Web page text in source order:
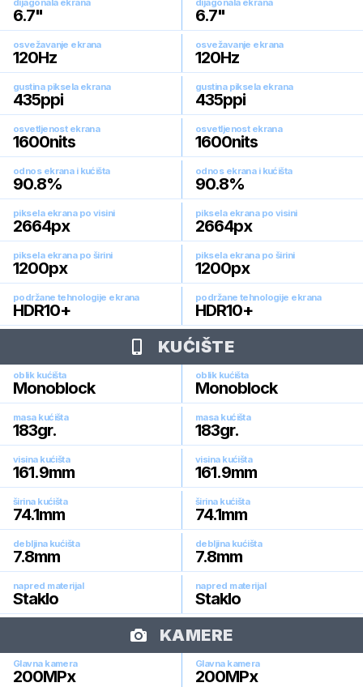
dijagonala ekrana
6.7"
dijagonala ekrana
6.7"
osvežavanje ekrana
120Hz
osvežavanje ekrana
120Hz
gustina piksela ekrana
435ppi
gustina piksela ekrana
435ppi
osvetljenost ekrana
1600nits
osvetljenost ekrana
1600nits
odnos ekrana i kućišta
90.8%
odnos ekrana i kućišta
90.8%
piksela ekrana po visini
2664px
piksela ekrana po visini
2664px
piksela ekrana po širini
1200px
piksela ekrana po širini
1200px
podržane tehnologije ekrana
HDR10+
podržane tehnologije ekrana
HDR10+
KUĆIŠTE
oblik kućišta
Monoblock
oblik kućišta
Monoblock
masa kućišta
183gr.
masa kućišta
183gr.
visina kućišta
161.9mm
visina kućišta
161.9mm
širina kućišta
74.1mm
širina kućišta
74.1mm
debljina kućišta
7.8mm
debljina kućišta
7.8mm
napred materijal
Staklo
napred materijal
Staklo
KAMERE
Glavna kamera
200MPx
Glavna kamera
200MPx